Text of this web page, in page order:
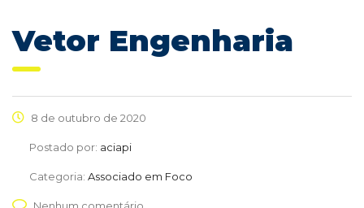
Vetor Engenharia
8 de outubro de 2020
Postado por: aciapi
Categoria: Associado em Foco